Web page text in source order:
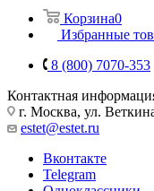
Корзина0
Избранные
8 (800) 7070-353
Контактная
г. Москва, ул.
estet@estet.ru
Вконтакте
Telegram